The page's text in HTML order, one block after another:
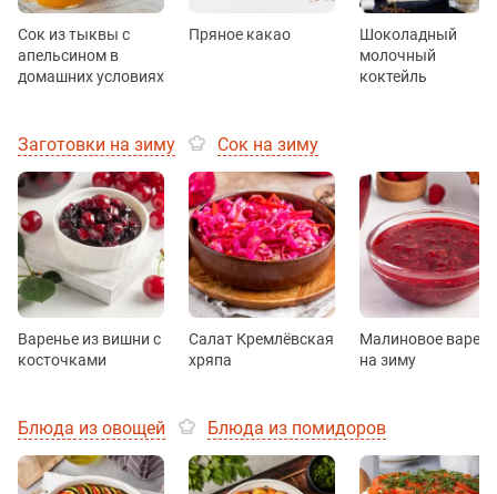
Сок из тыквы с
апельсином в
домашних условиях
Пряное какао
Шоколадный
молочный
коктейль
Заготовки на зиму Сок на зиму
Варенье из вишни с
косточками
Салат Кремлёвская
хряпа
Малиновое
на зиму
Блюда из овощей Блюда из помидоров